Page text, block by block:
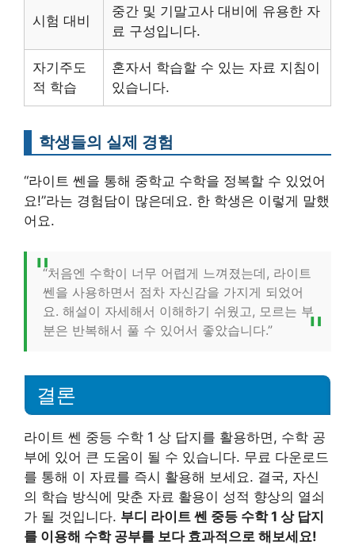
시험 대비
중간 및 기말고사 대비에 유용한 자
료 구성입니다.
자기주도
적 학습
혼자서 학습할 수 있는 자료 지침이
있습니다.
학생들의 실제 경험
“라이트 쎈을 통해 중학교 수학을 정복할 수 있었어
요!”라는 경험담이 많은데요. 한 학생은 이렇게 말했
어요.
“처음엔 수학이 너무 어렵게 느껴졌는데, 라이트
쎈을 사용하면서 점차 자신감을 가지게 되었어
요. 해설이 자세해서 이해하기 쉬웠고, 모르는 부
분은 반복해서 풀 수 있어서 좋았습니다.”
결론
라이트 쎈 중등 수학 1 상 답지를 활용하면, 수학 공
부에 있어 큰 도움이 될 수 있습니다. 무료 다운로드
를 통해 이 자료를 즉시 활용해 보세요. 결국, 자신
의 학습 방식에 맞춘 자료 활용이 성적 향상의 열쇠
가 될 것입니다. 부디 라이트 쎈 중등 수학 1 상 답지
를 이용해 수학 공부를 보다 효과적으로 해보세요!